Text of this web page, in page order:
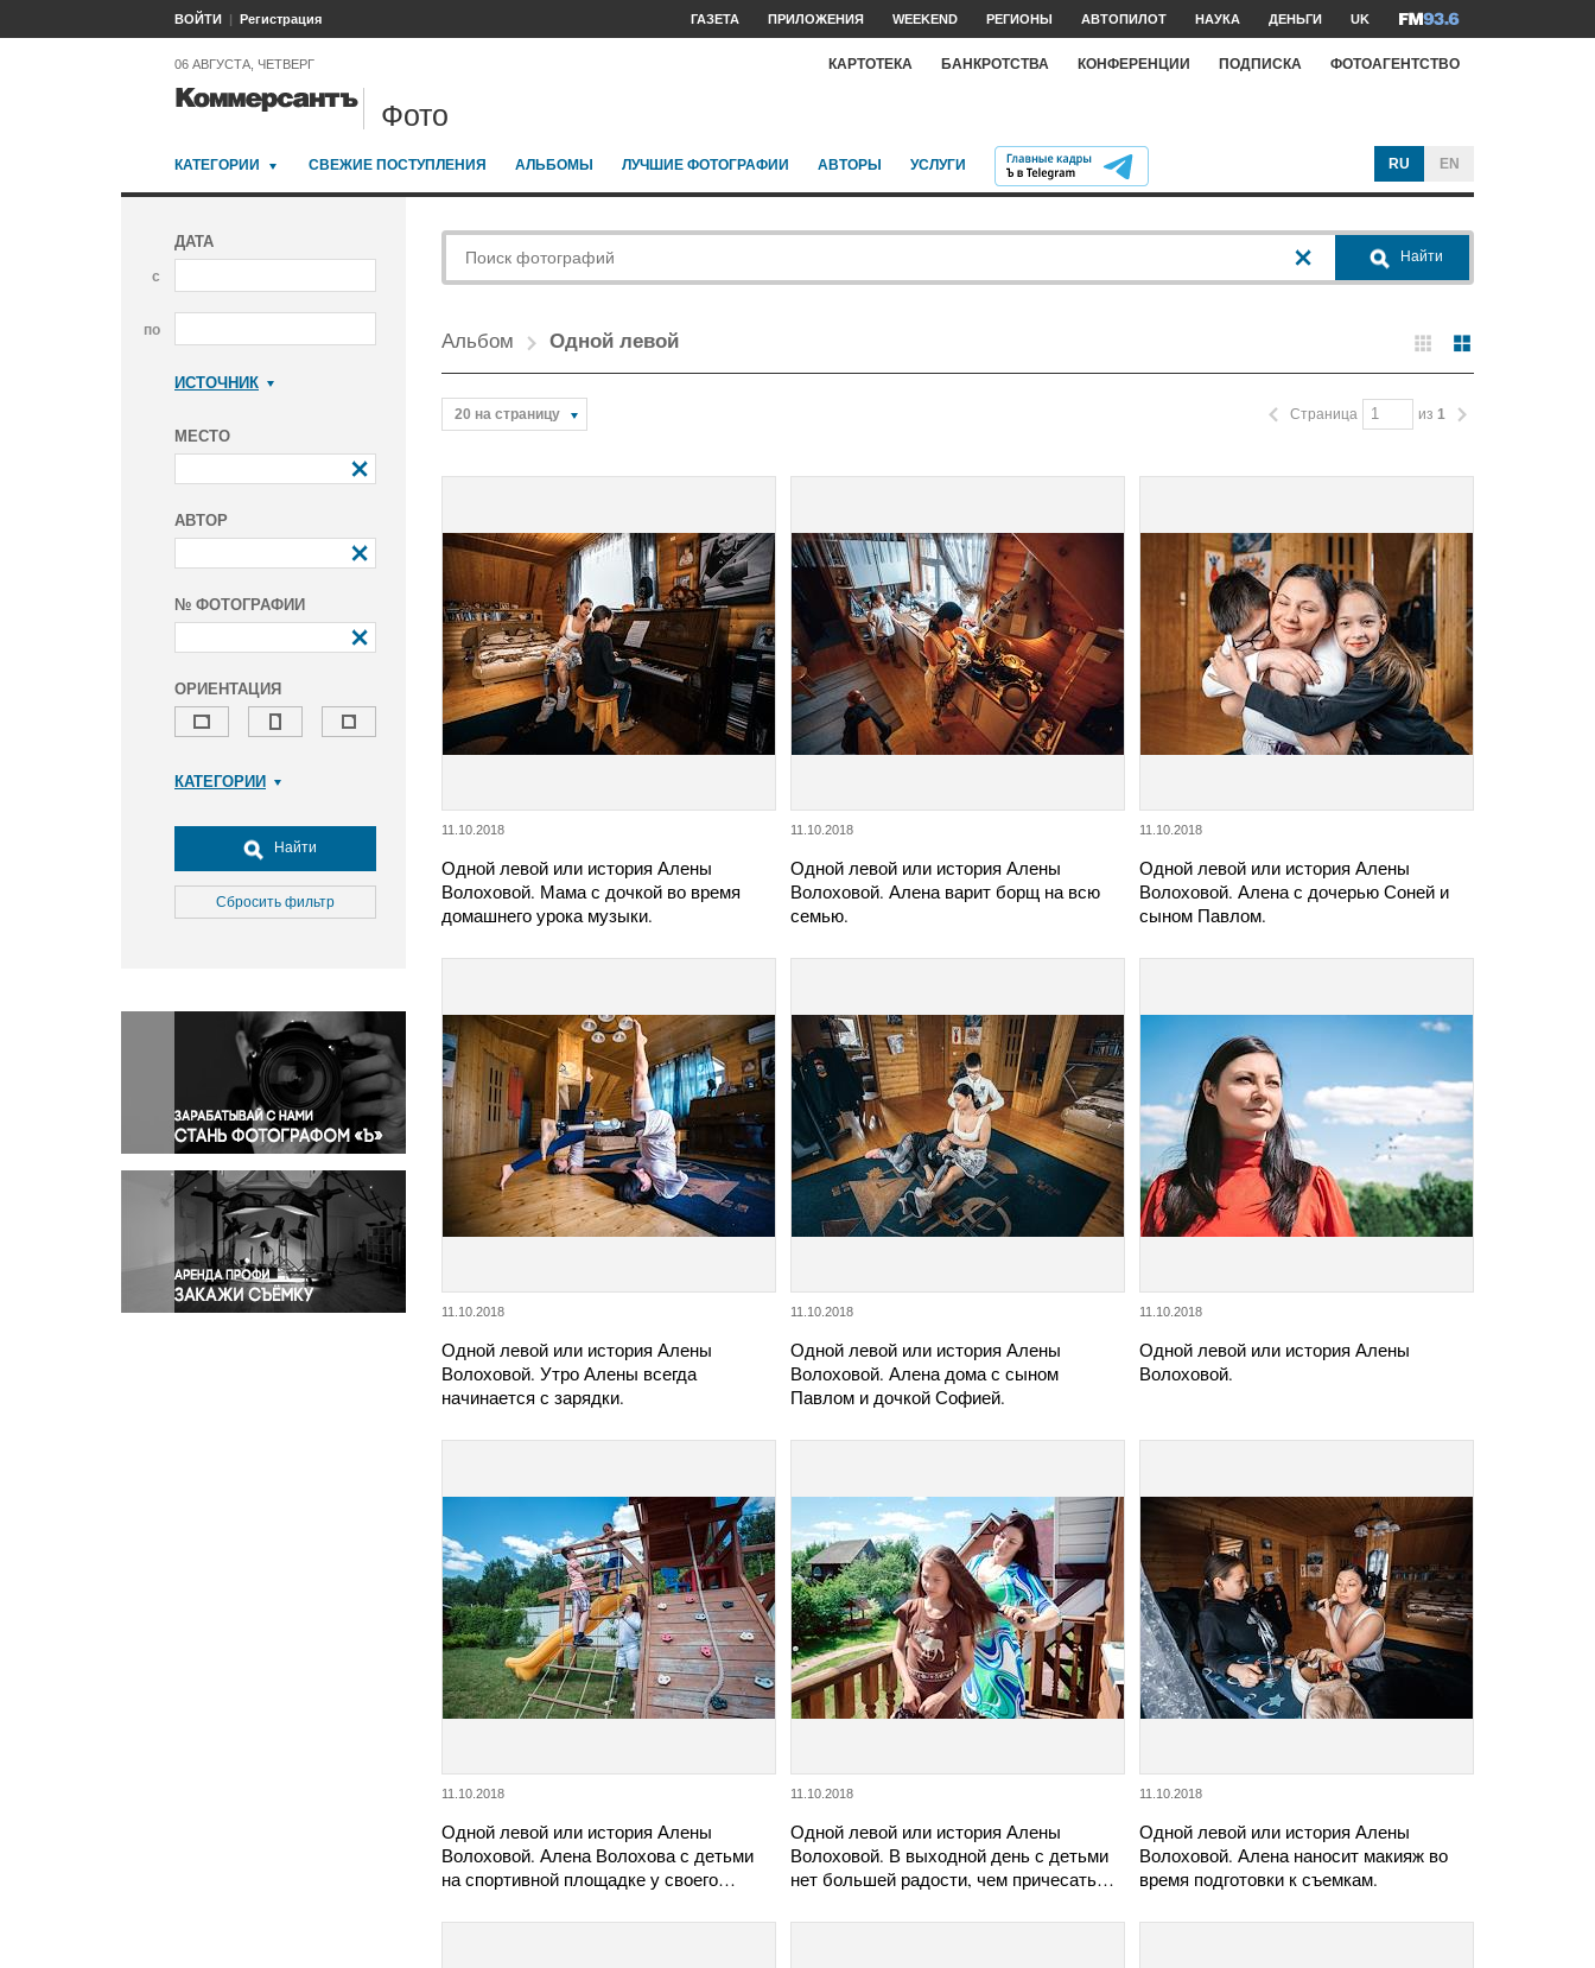
ВОЙТИ Регистрация ГАЗЕТА ПРИЛОЖЕНИЯ WEEKEND РЕГИОНЫ АВТОПИЛОТ НАУКА ДЕНЬГИ UK
06 АВГУСТА, ЧЕТВЕРГ КАРТОТЕКА БАНКРОТСТВА КОНФЕРЕНЦИИ ПОДПИСКА ФОТОАГЕНТСТВО
Фото
КАТЕГОРИИ СВЕЖИЕ ПОСТУПЛЕНИЯ АЛЬБОМЫ ЛУЧШИЕ ФОТОГРАФИИ АВТОРЫ УСЛУГИ RU EN
ДАТА
с
по
ИСТОЧНИК
МЕСТО
АВТОР
№ ФОТОГРАФИИ
ОРИЕНТАЦИЯ
КАТЕГОРИИ
Досуг, туризм и отдых
Культура
Медицина
Окружающая среда
Политика
Правосудие
Происшествия и конфликты
Религия
Светская жизнь
Спорт
Экология
Экономика и бизнес
Найти
Сбросить фильтр
Найти
Альбом Одной левой
20 на страницу Страница из 1
11.10.2018
Одной левой или история Алены
Волоховой. Мама с дочкой во время
домашнего урока музыки.
11.10.2018
Одной левой или история Алены
Волоховой. Алена варит борщ на всю
семью.
11.10.2018
Одной левой или история Алены
Волоховой. Алена с дочерью Соней и
сыном Павлом.
11.10.2018
Одной левой или история Алены
Волоховой. Утро Алены всегда
начинается с зарядки.
11.10.2018
Одной левой или история Алены
Волоховой. Алена дома с сыном
Павлом и дочкой Софией.
11.10.2018
Одной левой или история Алены
Волоховой.
11.10.2018
Одной левой или история Алены
Волоховой. Алена Волохова с детьми
на спортивной площадке у своего…
11.10.2018
Одной левой или история Алены
Волоховой. В выходной день с детьми
нет большей радости, чем причесать…
11.10.2018
Одной левой или история Алены
Волоховой. Алена наносит макияж во
время подготовки к съемкам.